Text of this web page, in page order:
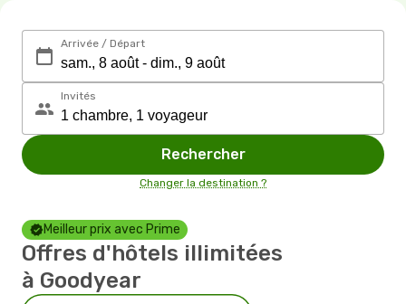
Arrivée / Départ
Invités
Rechercher
Changer la destination ?
Meilleur prix avec Prime
Offres d'hôtels illimitées
à Goodyear